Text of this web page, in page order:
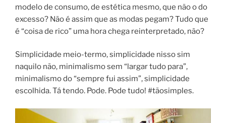
modelo de consumo, de estética mesmo, que não o do
excesso? Não é assim que as modas pegam? Tudo que
é “coisa de rico” uma hora chega reinterpretado, não?
Simplicidade meio-termo, simplicidade nisso sim
naquilo não, minimalismo sem “largar tudo para”,
minimalismo do “sempre fui assim”, simplicidade
escolhida. Tá tendo. Pode. Pode tudo! #tãosimples.